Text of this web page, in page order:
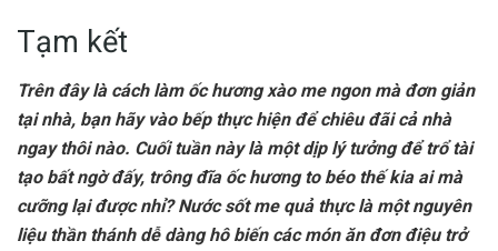
Tạm kết
Trên đây là cách làm ốc hương xào me ngon mà đơn giản
tại nhà, bạn hãy vào bếp thực hiện để chiêu đãi cả nhà
ngay thôi nào. Cuối tuần này là một dịp lý tưởng để trổ tài
tạo bất ngờ đấy, trông đĩa ốc hương to béo thế kia ai mà
cưỡng lại được nhỉ? Nước sốt me quả thực là một nguyên
liệu thần thánh dễ dàng hô biến các món ăn đơn điệu trở